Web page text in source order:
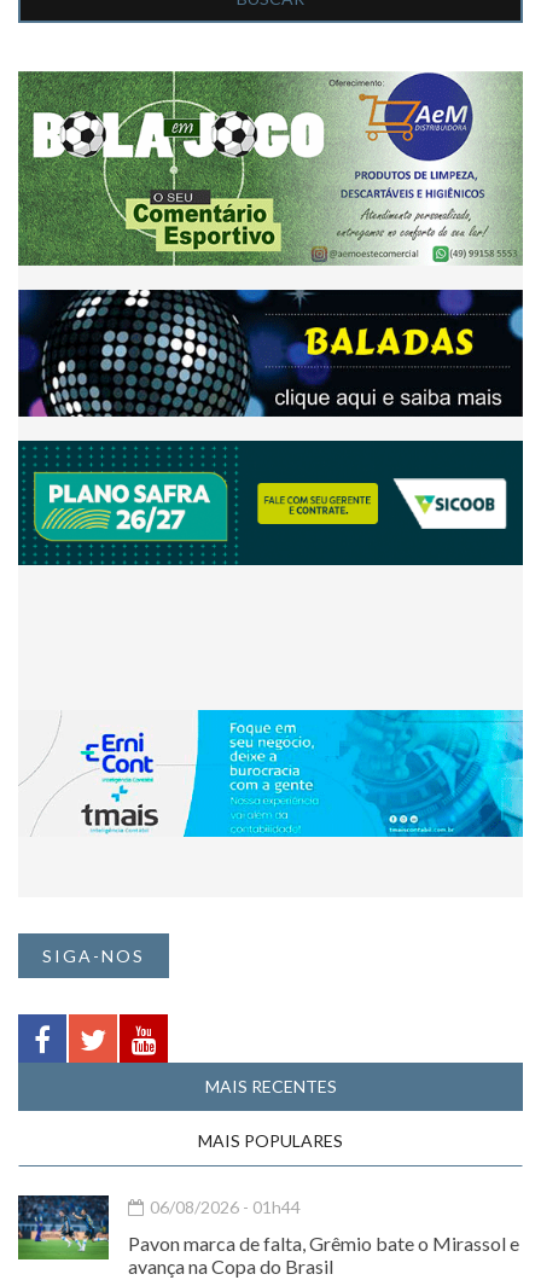
SIGA-NOS
MAIS RECENTES
MAIS POPULARES
06/08/2026 - 01h44
Pavon marca de falta, Grêmio bate o Mirassol e
avança na Copa do Brasil